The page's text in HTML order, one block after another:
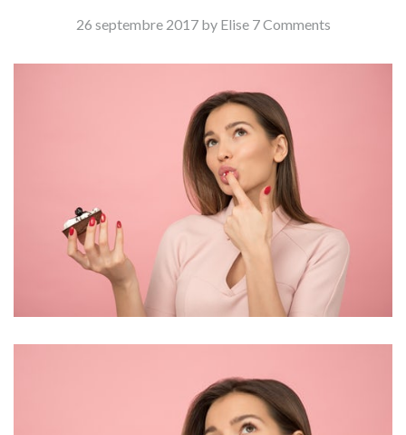
26 septembre 2017 by Elise 7 Comments